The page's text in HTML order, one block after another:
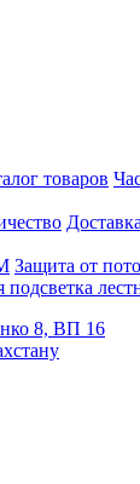
товаров
Защита от
подсветка
8, ВП 16